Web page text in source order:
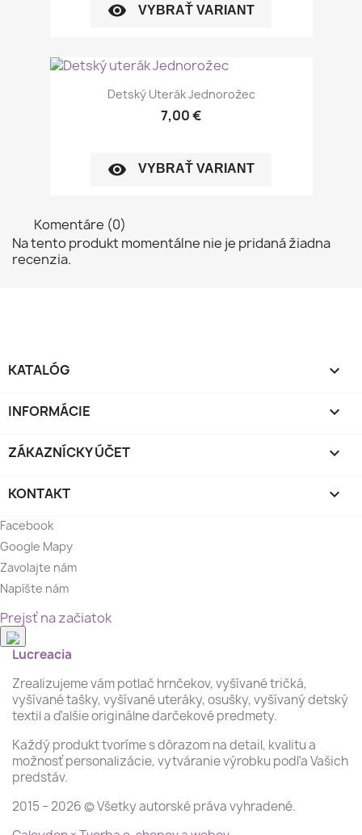
visibility VYBRAŤ VARIANT
Detský Uterák Jednorožec
7,00 €
visibility VYBRAŤ VARIANT
Komentáre (0)
Na tento produkt momentálne nie je pridaná žiadna
recenzia.
KATALÓG 
INFORMÁCIE 
ZÁKAZNÍCKY ÚČET 
KONTAKT 
Facebook
Google Mapy
Zavolajte nám
Napíšte nám
Prejsť na začiatok
Lucreacia
Zrealizujeme vám potlač hrnčekov, vyšívané tričká,
vyšívané tašky, vyšívané uteráky, osušky, vyšívaný detský
textil a ďalšie originálne darčekové predmety.
Každý produkt tvoríme s dôrazom na detail, kvalitu a
možnosť personalizácie, vytváranie výrobku podľa Vašich
predstáv.
2015 − 2026 © Všetky autorské práva vyhradené.